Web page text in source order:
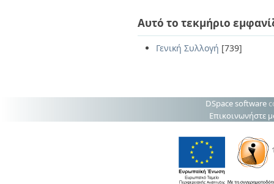
Αυτό το τεκμήριο
Γενική Συλλογή [739]
DSpace software
Επικοινωνήστε